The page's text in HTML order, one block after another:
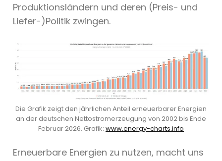
Produktionsländern und deren (Preis- und
Liefer-)Politik zwingen.
Die Grafik zeigt den jährlichen Anteil erneuerbarer Energien
an der deutschen Nettostromerzeugung von 2002 bis Ende
Februar 2026. Grafik: www.energy-charts.info
Erneuerbare Energien zu nutzen, macht uns